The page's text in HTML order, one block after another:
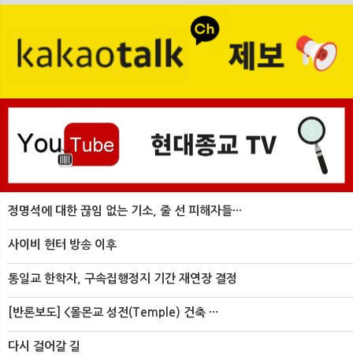
정명석에 대한 끊임 없는 기소, 줄 선 피해자들···
사이비 헌터 방송 이후
통일교 한학자, 구속집행정지 기간 재연장 결정
[반론보도] <몰몬교 성전(Temple) 건축 ···
다시 걸어갈 길